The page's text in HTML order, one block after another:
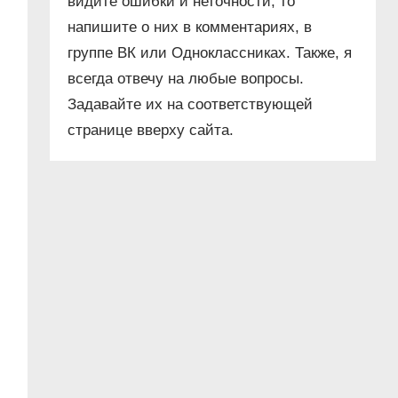
напишите о них в комментариях, в
группе ВК или Одноклассниках. Также, я
всегда отвечу на любые вопросы.
Задавайте их на соответствующей
странице вверху сайта.